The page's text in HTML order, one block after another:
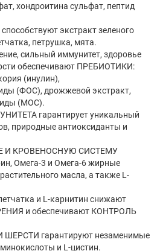
хондроитина сульфат, пептид
экстракт зеленого
петрушка, мята.
сильный иммунитет, здоровье
обеспечивают ПРЕБИОТИКИ:
(инулин),
(ФОС), дрожжевой экстракт,
(МОС).
гарантирует уникальный
природные антиоксиданты и
И КРОВЕНОСНУЮ СИСТЕМУ
Омега-3 и Омега-6 жирные
масла, а также L-
и L-карнитин снижают
и обеспечивают КОНТРОЛЬ
гарантируют незаменимые
и L-цистин.